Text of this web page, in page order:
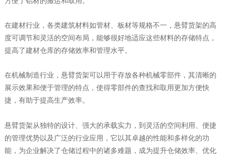
在建材行业，各类建筑材料如管材、板材等规格不一，悬臂货架的高
度可调节和灵活的空间布局，能够很好地适应这些材料的存储特点，
提高了建材仓库的存储效率和管理水平。
在机械制造行业，悬臂货架可以用于存放各种机械零部件，其清晰的
展示效果和便于管理的特点，使得零部件的查找和取用更加方便快
捷，有助于提高生产效率。
悬臂货架从独特的设计、强大的承载实力，到灵活的空间利用、便捷
的管理优势以及广泛的行业应用，它以其卓越的性能和多样化的功
能，为企业解决了仓储过程中的诸多难题，成为提升仓储效率、优化